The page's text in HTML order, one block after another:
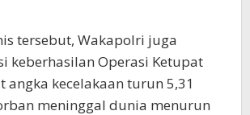
tersebut, Wakapolri juga
keberhasilan Operasi Ketupat
angka kecelakaan turun 5,31
meninggal dunia menurun